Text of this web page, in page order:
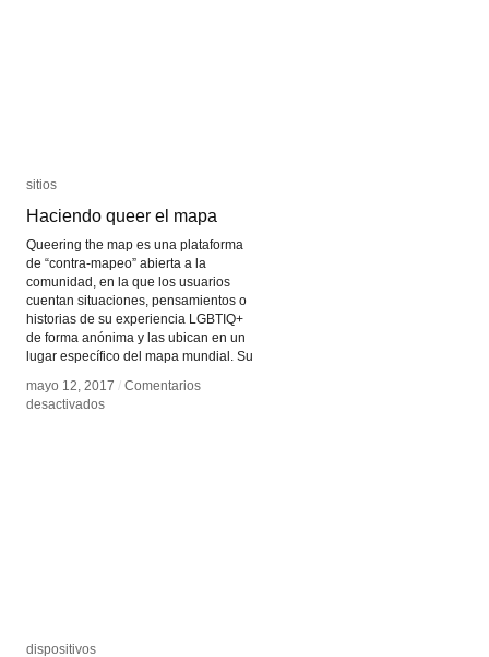
sitios
Haciendo queer el mapa
Queering the map es una plataforma
de “contra-mapeo” abierta a la
comunidad, en la que los usuarios
cuentan situaciones, pensamientos o
historias de su experiencia LGBTIQ+
de forma anónima y las ubican en un
lugar específico del mapa mundial. Su
mayo 12, 2017 / Comentarios
desactivadosen
sitios
Haciendo queer el mapa
mayo 12, 2017 / Comentarios
desactivadosen
dispositivos
dispositivos